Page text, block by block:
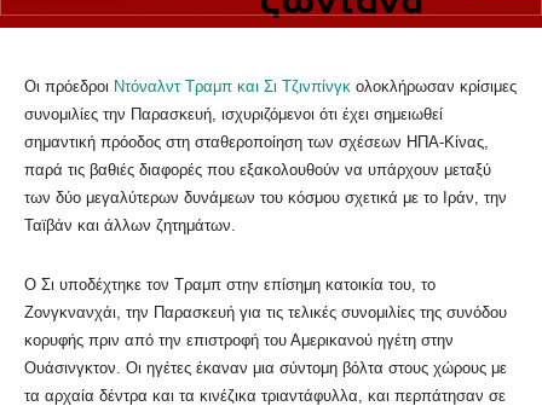
Οι πρόεδροι Ντόναλντ Τραμπ και Σι Τζινπίνγκ ολοκλήρωσαν κρίσιμες
συνομιλίες την Παρασκευή, ισχυριζόμενοι ότι έχει σημειωθεί
σημαντική πρόοδος στη σταθεροποίηση των σχέσεων ΗΠΑ-Κίνας,
παρά τις βαθιές διαφορές που εξακολουθούν να υπάρχουν μεταξύ
των δύο μεγαλύτερων δυνάμεων του κόσμου σχετικά με το Ιράν, την
Ταϊβάν και άλλων ζητημάτων.
Ο Σι υποδέχτηκε τον Τραμπ στην επίσημη κατοικία του, το
Ζονγκνανχάι, την Παρασκευή για τις τελικές συνομιλίες της συνόδου
κορυφής πριν από την επιστροφή του Αμερικανού ηγέτη στην
Ουάσινγκτον. Οι ηγέτες έκαναν μια σύντομη βόλτα στους χώρους με
τα αρχαία δέντρα και τα κινέζικα τριαντάφυλλα, και περπάτησαν σε